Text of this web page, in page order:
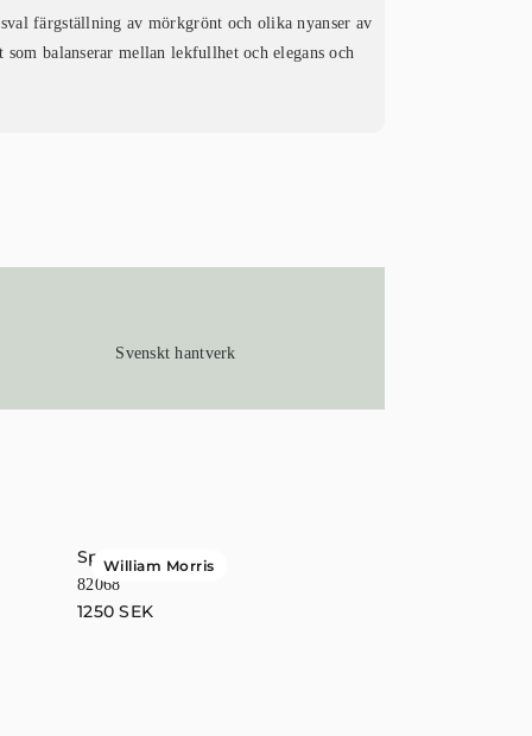
färgställning av mörkgrönt och olika nyanser av
balanserar mellan lekfullhet och elegans och
Svenskt hantverk
Spring Thicket
82068
1250SEK
William Morris